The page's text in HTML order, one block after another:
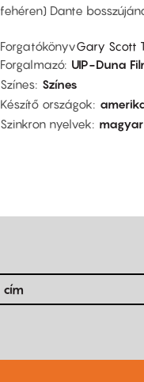
fehéren) Dante
ForgatókönyvGary Scott
Forgalmazó UIP-Duna
Színes Színes
Készítő országok
Szinkron nyelvek
magyar